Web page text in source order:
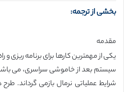
بخشی از ترجمه:
مقدمه
یکی از مهمترین کارها برای برنامه ریزی و
سیستم بعد از خاموشی سراسری، می
شرایط عملیاتی نرمال بازمی گرداند.